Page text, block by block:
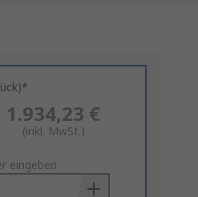
1.934,23 €
(inkl. MwSt.)
eingeben